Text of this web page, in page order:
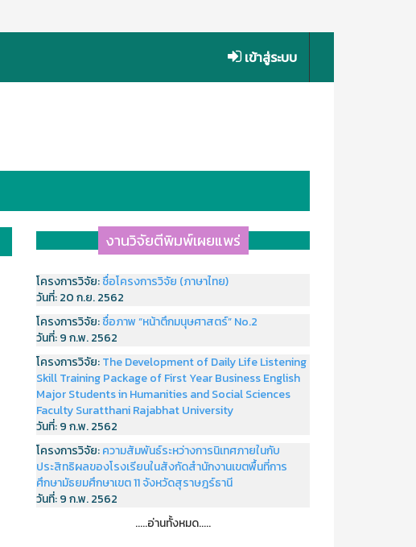
เข้าสู่ระบบ
งานวิจัยตีพิมพ์เผยแพร่
โครงการวิจัย:ชื่อโครงการวิจัย (ภาษาไทย)
วันที่:20 ก.ย. 2562
โครงการวิจัย:ชื่อภาพ “หน้าตึกมนุษศาสตร์” No.2
วันที่:9 ก.พ. 2562
โครงการวิจัย:The Development of Daily Life Listening
Skill Training Package of First Year Business English
Major Students in Humanities and Social Sciences
Faculty Suratthani Rajabhat University
วันที่:9 ก.พ. 2562
โครงการวิจัย:ความสัมพันธ์ระหว่างการนิเทศภายในกับ
ประสิทธิผลของโรงเรียนในสังกัดสำนักงานเขตพื้นที่การ
ศึกษามัธยมศึกษาเขต 11 จังหวัดสุราษฎร์ธานี
วันที่:9 ก.พ. 2562
.....อ่านทั้งหมด.....